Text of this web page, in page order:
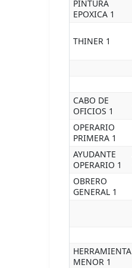
PINTURA
EPOXICA 1
THINER 1
CABO DE
OFICIOS 1
OPERARIO
PRIMERA 1
AYUDANTE
OPERARIO 1
OBRERO
GENERAL 1
HERRAMIENTA
MENOR 1